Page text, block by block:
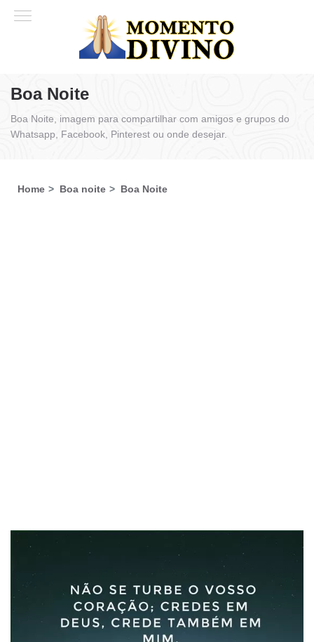
Boa Noite
Boa Noite, imagem para compartilhar com amigos e grupos do
Whatsapp, Facebook, Pinterest ou onde desejar.
Home Boa noite Boa Noite